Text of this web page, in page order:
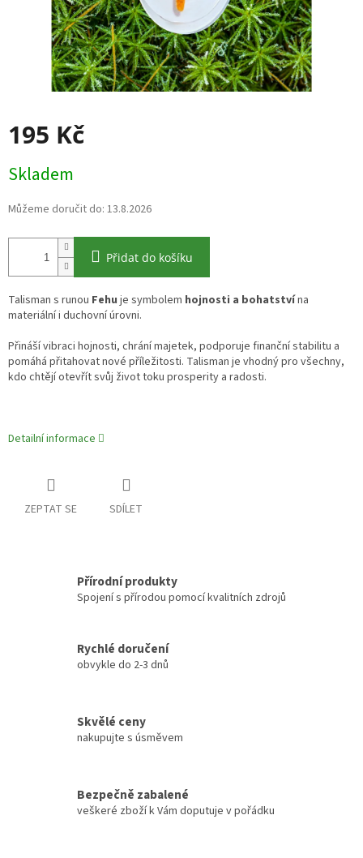
195 Kč
cena:
Skladem
Můžeme doručit do: 13.8.2026
Přidat do košíku
Talisman s runou Fehu je symbolem hojnosti a bohatstvína
materiální i duchovní úrovni.
Přináší vibraci hojnosti, chrání majetek, podporuje finanční stabilitu a
pomáhá přitahovat nové příležitosti. Talisman je vhodný pro všechny,
kdo chtějí otevřít svůj život toku prosperity a radosti.
Detailní informace
ZEPTAT SE SDÍLET
Přírodní produkty
Spojení s přírodou pomocí kvalitních zdrojů
Rychlé doručení
obvykle do 2-3 dnů
Skvělé ceny
nakupujte s úsměvem
Bezpečně zabalené
veškeré zboží k Vám doputuje v pořádku